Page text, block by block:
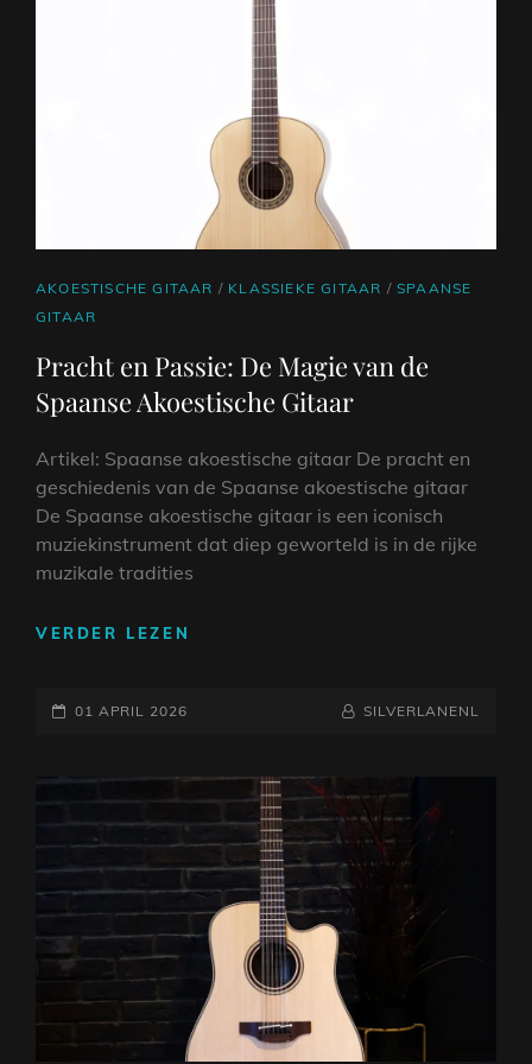
KLASSIEKE
GITAAR
CAT
LINKS
AKOESTISCHE GITAAR / KLASSIEKE GITAAR /SPAANSE
GITAAR
Pracht en Passie: De Magie van de
Spaanse Akoestische Gitaar
Artikel: Spaanse akoestische gitaar De pracht en
geschiedenis van de Spaanse akoestische gitaar
De Spaanse akoestische gitaar is een iconisch
muziekinstrument dat diep geworteld is in de rijke
muzikale tradities
VERDER LEZEN
SPAANSE
AKOESTISCHE
GITAAR
GEPLAATST
01 APRIL 2026 NAAMREGEL
BYLINE
SILVERLANENL